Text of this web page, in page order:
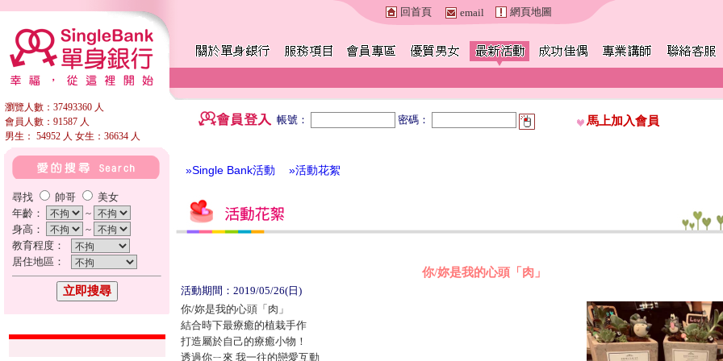
回首頁 email 網頁地圖
瀏覽人數：37493360 人
會員人數：91587 人
男生： 54952 人 女生：36634 人
帳號： 密碼： 馬上加入會員
尋找 帥哥
美女
年齡：
~
身高：
~
教育程度：
居住地區：
»Single Bank活動 »活動花絮
你/妳是我的心頭「肉」
活動期間：2019/05/26(日)
你/妳是我的心頭「肉」
結合時下最療癒的植栽手作
打造屬於自己的療癒小物！
透過你ㄧ來 我一往的戀愛互動